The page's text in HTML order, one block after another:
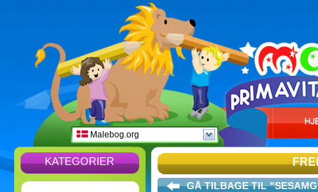
Malebog.org
KATEGORIER
GÅ TILBAGE TIL